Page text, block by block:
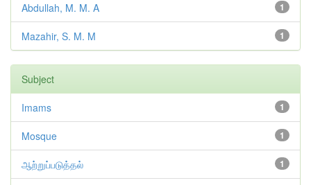
1
Abdullah, M. M. A
1
Mazahir, S. M. M
Subject
1
Imams
1
Mosque
1
ஆற்றுப்படுத்தல்